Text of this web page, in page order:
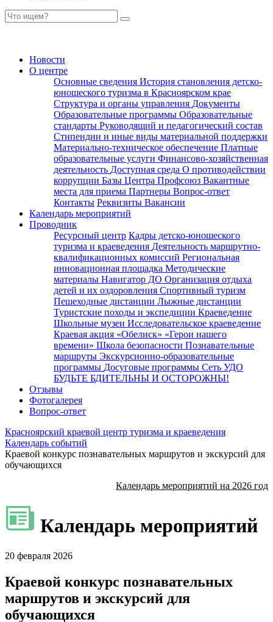
Новости
О центре
Основные сведения История становления детско-
юношеского туризма в Красноярском крае
Структура и органы управления Документы
Образовательные программы Образовательные
стандарты Руководящий и педагогический состав
Стипендии и иные виды материальной поддержки
Материально-техническое обеспечение Платные
образовательные услуги Финансово-хозяйственная
деятельность Доступная среда О противодействии
коррупции Базы Центра Профсоюз Вакантные
места для приема Партнеры Вопрос-ответ
Контакты Реквизиты Вакансии
Календарь мероприятий
Проводник
Ресурсный центр Кадры детско-юношеского
туризма и краеведения Деятельность маршрутно-
квалификационных комиссий Региональная
инновационная площадка Методические
материалы Навигатор ДО Организация отдыха
детей и их оздоровления Спортивный туризм
Пешеходные дистанции Лыжные дистанции
Туристские походы и экспедиции Краеведение
Школьные музеи Исследовательское краеведение
Краевая акция «Обелиск» «Герои нашего
времени» Школа безопасности Познавательные
маршруты Экскурсионно-образовательные
программы Досуговые программы Сеть УДО
БУДЬТЕ БДИТЕЛЬНЫ И ОСТОРОЖНЫ!
Отзывы
Фотогалерея
Вопрос-ответ
Красноярский краевой центр туризма и краеведения
Календарь событий
Краевой конкурс познавательных маршрутов и экскурсий для
обучающихся
Календарь мероприятий на 2026 год
Календарь мероприятий
20 февраля 2026
Краевой конкурс познавательных
маршрутов и экскурсий для
обучающихся